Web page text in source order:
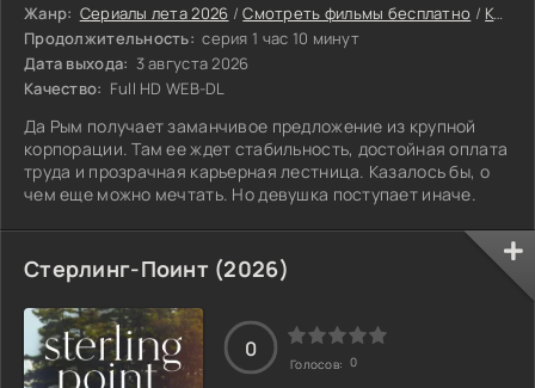
Жанр: Сериалы лета 2026 /Смотреть фильмы бесплатно / Комедии 2026
Продолжительность: серия 1 час 10 минут
Дата выхода: 3 августа 2026
Качество: Full HD WEB-DL
Да Рым получает заманчивое предложение из крупной
корпорации. Там ее ждет стабильность, достойная оплата
труда и прозрачная карьерная лестница. Казалось бы, о
чем еще можно мечтать. Но девушка поступает иначе.
Стерлинг-Поинт (2026)
0
Голосов: 0